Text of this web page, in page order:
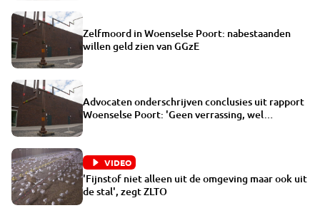
Zelfmoord in Woenselse Poort: nabestaanden
willen geld zien van GGzE
Advocaten onderschrijven conclusies uit rapport
Woenselse Poort: 'Geen verrassing, wel
VIDEO
'Fijnstof niet alleen uit de omgeving maar ook uit
de stal', zegt ZLTO